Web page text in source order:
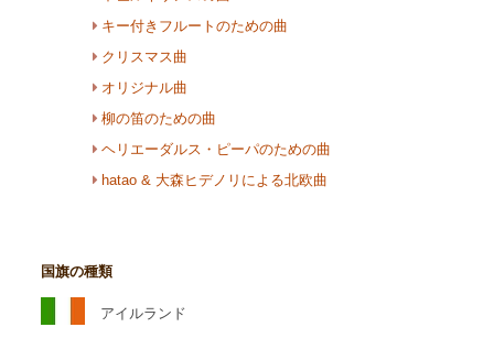
キー付きフルートのための曲
クリスマス曲
オリジナル曲
柳の笛のための曲
ヘリエーダルス・ピーパのための曲
hatao & 大森ヒデノリによる北欧曲
国旗の種類
アイルランド